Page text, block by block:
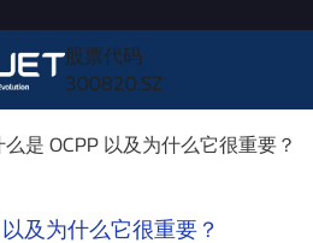
股票代码
300820.SZ
么是 OCPP 以及为什么它很重要？
及为什么它很重要？